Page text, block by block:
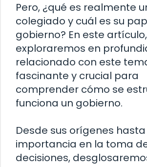
Pero, ¿qué es realmente
colegiado y cuál es su
gobierno? En este artículo,
exploraremos en
relacionado con este
fascinante y crucial para
comprender cómo se
funciona un gobierno.
Desde sus orígenes hasta
importancia en la toma
decisiones,